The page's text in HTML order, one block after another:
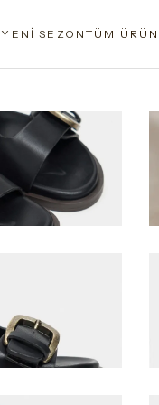
YENİ SEZONTÜM